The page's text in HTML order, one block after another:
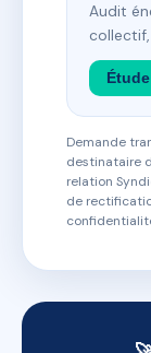
Audit
Demande
destinataire
relation
de